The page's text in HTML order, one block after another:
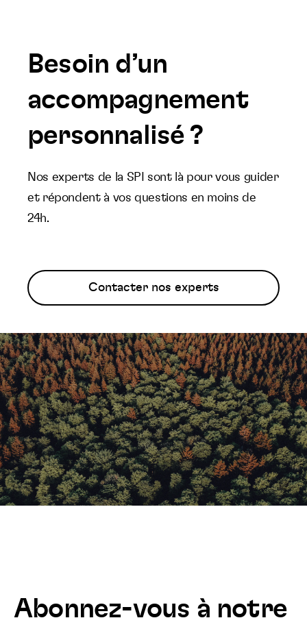
Besoin d’un
accompagnement
personnalisé ?
Nos experts de la SPI sont là pour vous guider
et répondent à vos questions en moins de
24h.
Contacter nos experts
Abonnez-vous à notre